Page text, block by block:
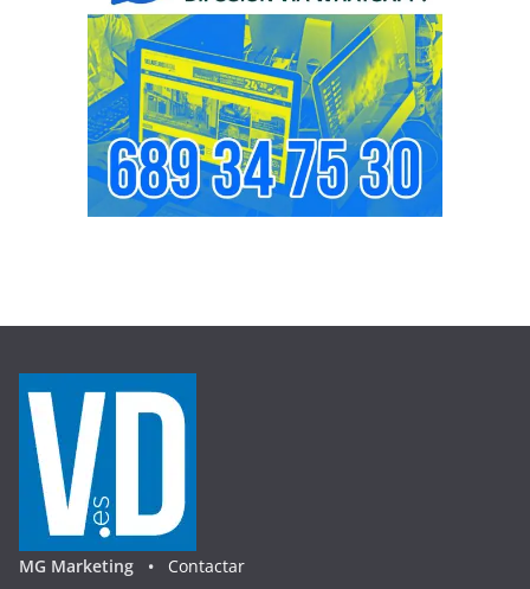
MG Marketing • Contactar